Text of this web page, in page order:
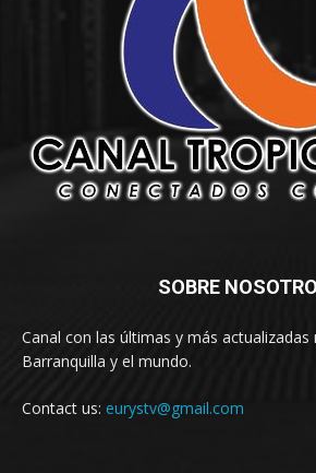
SOBRE
Canal con las últimas y más actualizadas
Barranquilla y el mundo.
Contact us: eurystv@gmail.com